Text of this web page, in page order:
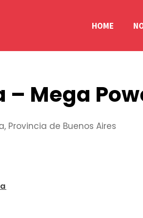
HOME
– Mega
Provincia de Buenos Aires